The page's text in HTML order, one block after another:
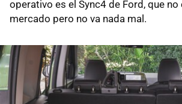
operativo es el Sync4 de Ford, que no
mercado pero no va nada mal.